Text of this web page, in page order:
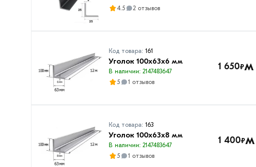
4.5
2 отзывов
Код товара: 161
Уголок 100х63х6 мм
В наличии: 2147483647
5
1 отзывов
1 650₽м
Код товара: 163
Уголок 100х63х8 мм
В наличии: 2147483647
5
1 отзывов
1 400₽м